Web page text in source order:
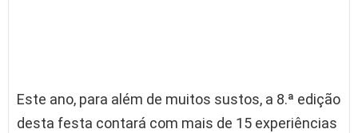
Este ano, para além de muitos sustos, a 8.ª edição
desta festa contará com mais de 15 experiências